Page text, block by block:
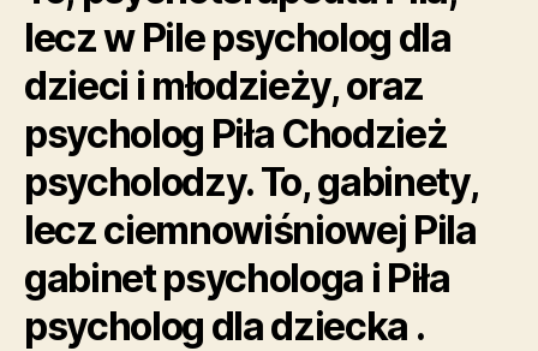
lecz w Pile psycholog dla
dzieci i młodzieży, oraz
psycholog Piła Chodzież
psycholodzy. To, gabinety,
lecz ciemnowiśniowej Pila
gabinet psychologa i Piła
psycholog dla dziecka .